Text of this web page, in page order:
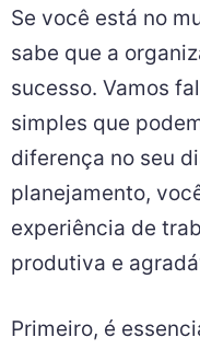
Se você está no
sabe que a
sucesso. Vamos
simples que
diferença no seu
planejamento,
experiência de
produtiva e
Primeiro, é